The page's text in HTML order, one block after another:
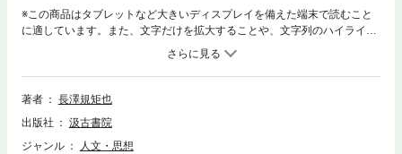
※この商品はタブレットなど大きいディスプレイを備えた端末で読むこと
に適しています。また、文字だけを拡大することや、文字列のハイライ
ト、検索、辞書の参照、引用などの機能が使用できません。中国哲学思想
ならびに中国古代史研究に不可欠な諸子百家の書63種の和刻本を集大成。
唐代を下限として、荀子・韓非子・墨子・老荘・孫子・管子から塩鉄論・
斉民要術・五行大義・呂氏春秋等に至るまでかつてない一大集成。
著者
長澤規矩也
出版社
汲古書院
ジャンル
人文・思想